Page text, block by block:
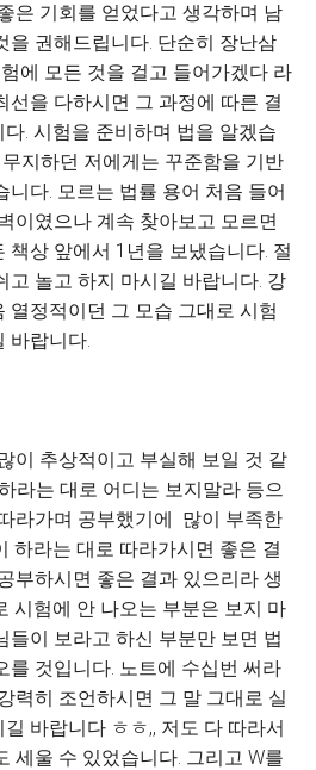
은 기회를 얻었다고 생각하며 남
을 권해드립니다. 단순히 장난삼
에 모든 것을 걸고 들어가겠다 라
선을 다하시면 그 과정에 따른 결
. 시험을 준비하며 법을 알겠습
지하던 저에게는 꾸준함을 기반
니다. 모르는 법률 용어 처음 들어
이였으나 계속 찾아보고 모르면
책상 앞에서 1년을 보냈습니다. 절
고 놀고 하지 마시길 바랍니다. 강
열정적이던 그 모습 그대로 시험
바랍니다.
이 추상적이고 부실해 보일 것 같
라는 대로 어디는 보지말라 등으
라가며 공부했기에 많이 부족한
하라는 대로 따라가시면 좋은 결
부하시면 좋은 결과 있으리라 생
시험에 안 나오는 부분은 보지 마
들이 보라고 하신 부분만 보면 법
를 것입니다. 노트에 수십번 써라
력히 조언하시면 그 말 그대로 실
바랍니다 ㅎㅎ,, 저도 다 따라서
세울 수 있었습니다. 그리고 W를